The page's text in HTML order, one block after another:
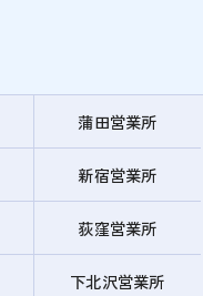
蒲田営業所
新宿営業所
荻窪営業所
下北沢営業所